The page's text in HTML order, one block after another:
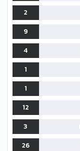
2
9
4
1
1
12
3
26